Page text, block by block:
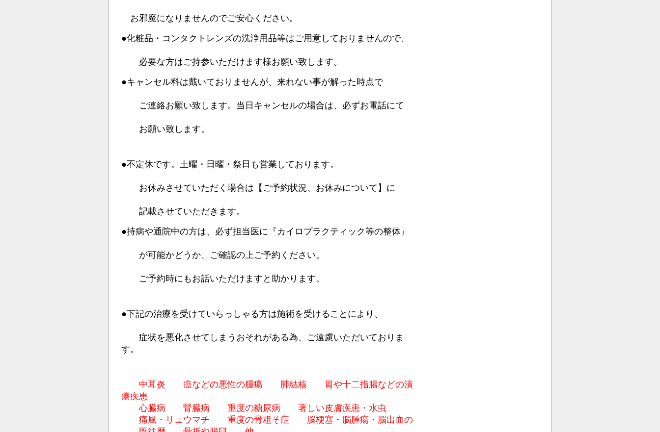
お邪魔になりませんのでご安心ください。
●化粧品・コンタクトレンズの洗浄用品等はご用意しておりませんので、
必要な方はご持参いただけます様お願い致します。
●キャンセル料は戴いておりませんが、来れない事が解った時点で
ご連絡お願い致します。当日キャンセルの場合は、必ずお電話にて
お願い致します。
●不定休です。土曜・日曜・祭日も営業しております。
お休みさせていただく場合は【ご予約状況、お休みについて】に
記載させていただきます。
●持病や通院中の方は、必ず担当医に『カイロプラクティック等の整体』
が可能かどうか、ご確認の上ご予約ください。
ご予約時にもお話いただけますと助かります。
●下記の治療を受けていらっしゃる方は施術を受けることにより、
症状を悪化させてしまうおそれがある為、ご遠慮いただいておりま
す。
中耳炎 癌などの悪性の腫瘍 肺結核 胃や十二指腸などの潰
瘍疾患
心臓病 腎臓病 重度の糖尿病 著しい皮膚疾患・水虫
痛風・リュウマチ 重度の骨粗そ症 脳梗塞・脳腫瘍・脳出血の